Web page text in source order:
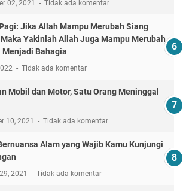
02, 2021 Tidak ada komentar
Jika Allah Mampu Merubah Siang
Yakinlah Allah Juga Mampu Merubah
Menjadi Bahagia
Tidak ada komentar
Mobil dan Motor, Satu Orang Meninggal
10, 2021 Tidak ada komentar
Alam yang Wajib Kamu Kunjungi
2021 Tidak ada komentar